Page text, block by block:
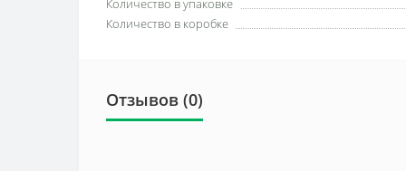
Количество в упаковке
Количество в коробке
Отзывов (0)